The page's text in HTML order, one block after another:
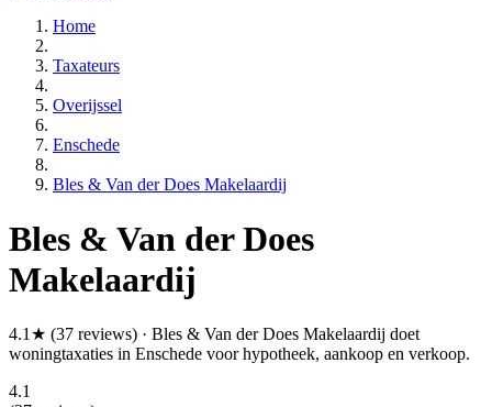
Home
Taxateurs
Overijssel
Enschede
Bles & Van der Does Makelaardij
Bles & Van der Does
Makelaardij
4.1★ (37 reviews) · Bles & Van der Does Makelaardij doet
woningtaxaties in Enschede voor hypotheek, aankoop en verkoop.
4.1